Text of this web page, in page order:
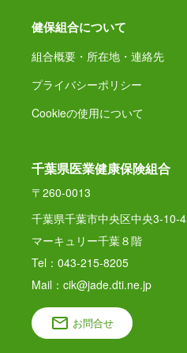
健保組合について
組合概要・所在地・連絡先
プライバシーポリシー
Cookieの使用について
千葉県医業健康保険組合
〒260-0013
千葉県千葉市中央区中央3-10-4
マーキュリー千葉８階
Tel：043-215-8205
Mail：cik@jade.dti.ne.jp
お問合せ